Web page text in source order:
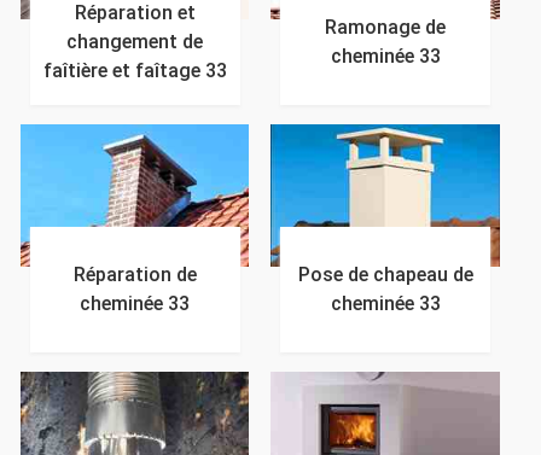
Réparation et
changement de
faîtière et faîtage 33
Ramonage de
cheminée 33
Réparation de
cheminée 33
Pose de chapeau de
cheminée 33